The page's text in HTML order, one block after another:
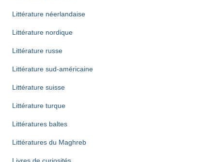
Littérature néerlandaise
Littérature nordique
Littérature russe
Littérature sud-américaine
Littérature suisse
Littérature turque
Littératures baltes
Littératures du Maghreb